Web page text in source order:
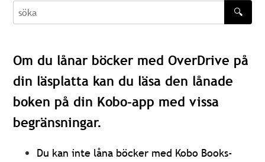
söka
🔍
Om du lånar böcker med OverDrive på
din läsplatta kan du läsa den lånade
boken på din Kobo-app med vissa
begränsningar.
Du kan inte låna böcker med Kobo Books-